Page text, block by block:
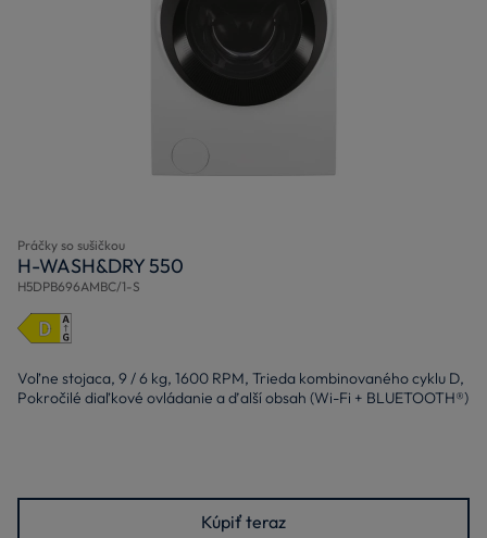
Práčky so sušičkou
H-WASH&DRY 550
H5DPB696AMBC/1-S
Voľne stojaca, 9 / 6 kg, 1600 RPM, Trieda kombinovaného cyklu D,
Pokročilé diaľkové ovládanie a ďalší obsah (Wi-Fi + BLUETOOTH®)
Kúpiť teraz